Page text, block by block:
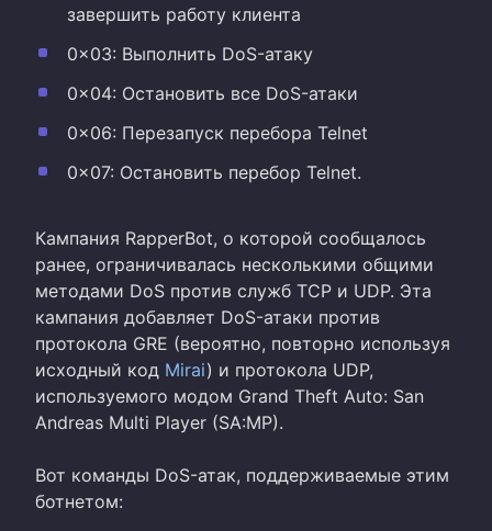
завершить работу клиента
0x03: Выполнить DoS-атаку
0x04: Остановить все DoS-атаки
0x06: Перезапуск перебора Telnet
0x07: Остановить перебор Telnet.
Кампания RapperBot, о которой сообщалось
ранее, ограничивалась несколькими общими
методами DoS против служб TCP и UDP. Эта
кампания добавляет DoS-атаки против
протокола GRE (вероятно, повторно используя
исходный код Mirai) и протокола UDP,
используемого модом Grand Theft Auto: San
Andreas Multi Player (SA:MP).
Вот команды DoS-атак, поддерживаемые этим
ботнетом: